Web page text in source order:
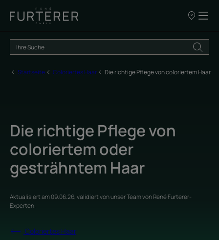
UNSERE
Startseite Coloriertes Haar Die richtige Pflege von coloriertem Haar
Die richtige Pflege von
coloriertem oder
gesträhntem Haar
Aktualisiert am09.06.26, validiert vonunser Team von René Furterer-
Experten.
Coloriertes Haar